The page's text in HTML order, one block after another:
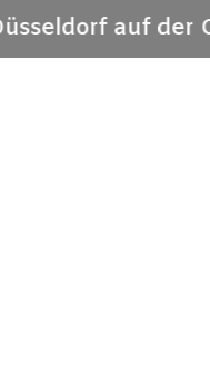
auf der